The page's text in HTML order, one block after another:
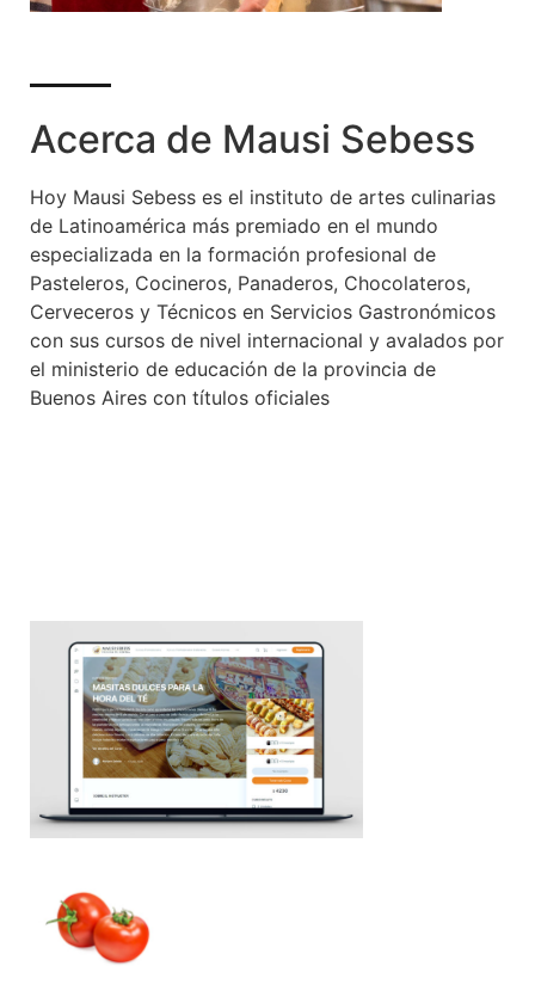
Acerca de Mausi Sebess
Hoy Mausi Sebess es el instituto de artes culinarias
de Latinoamérica más premiado en el mundo
especializada en la formación profesional de
Pasteleros, Cocineros, Panaderos, Chocolateros,
Cerveceros y Técnicos en Servicios Gastronómicos
con sus cursos de nivel internacional y avalados por
el ministerio de educación de la provincia de
Buenos Aires con títulos oficiales